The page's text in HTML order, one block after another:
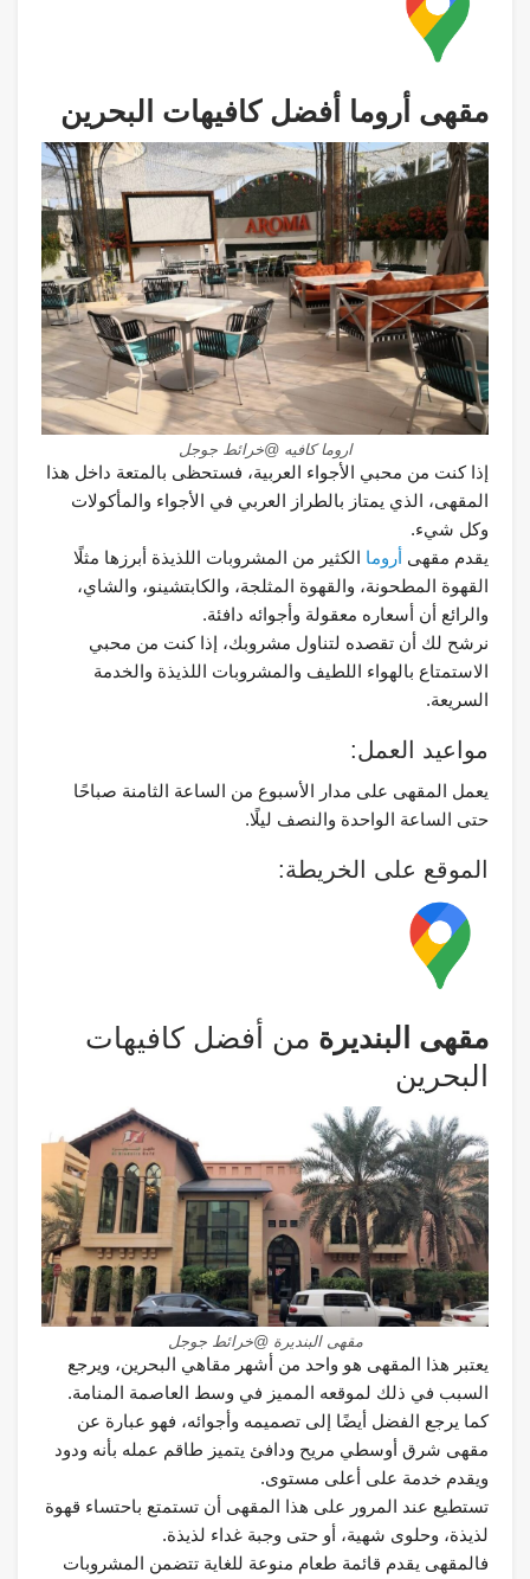
مقهى أروما أفضل كافيهات البحرين
اروما كافيه @خرائط جوجل
إذا كنت من محبي الأجواء العربية، فستحظى بالمتعة داخل هذا
المقهى، الذي يمتاز بالطراز العربي في الأجواء والمأكولات
وكل شيء.
يقدم مقهى أروما الكثير من المشروبات اللذيذة أبرزها مثلًا
القهوة المطحونة، والقهوة المثلجة، والكابتشينو، والشاي،
والرائع أن أسعاره معقولة وأجوائه دافئة.
نرشح لك أن تقصده لتناول مشروبك، إذا كنت من محبي
الاستمتاع بالهواء اللطيف والمشروبات اللذيذة والخدمة
السريعة.
مواعيد العمل:
يعمل المقهى على مدار الأسبوع من الساعة الثامنة صباحًا
حتى الساعة الواحدة والنصف ليلًا.
الموقع على الخريطة:
مقهى البنديرة من أفضل كافيهات
البحرين
مقهى البنديرة @خرائط جوجل
يعتبر هذا المقهى هو واحد من أشهر مقاهي البحرين، ويرجع
السبب في ذلك لموقعه المميز في وسط العاصمة المنامة.
كما يرجع الفضل أيضًا إلى تصميمه وأجوائه، فهو عبارة عن
مقهى شرق أوسطي مريح ودافئ يتميز طاقم عمله بأنه ودود
ويقدم خدمة على أعلى مستوى.
تستطيع عند المرور على هذا المقهى أن تستمتع باحتساء قهوة
لذيذة، وحلوى شهية، أو حتى وجبة غداء لذيذة.
فالمقهى يقدم قائمة طعام منوعة للغاية تتضمن المشروبات